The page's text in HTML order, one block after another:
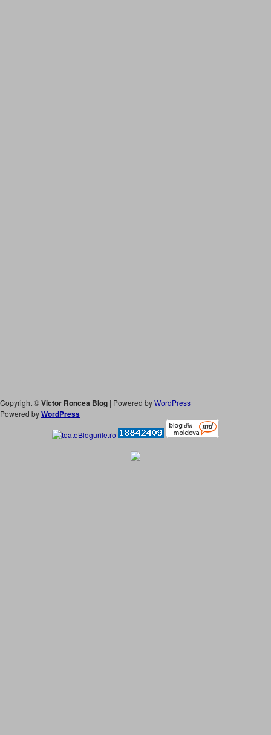
Copyright ©Victor Roncea Blog | Powered byWordPress
Powered byWordPress